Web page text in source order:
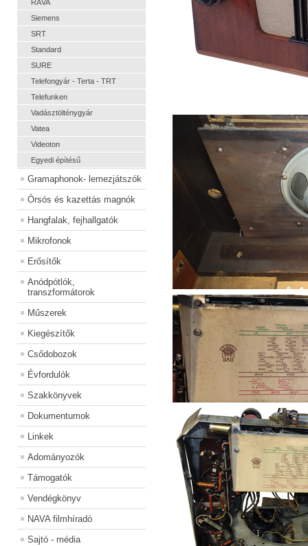
RÁVA
Siemens
SRT
Standard
SURE
Telefongyár - Terta - TRT
Telefunken
Vadásztölténygyár
Vatea
Videoton
Egyedi építésű
Gramaphonok- lemezjátszók
Órsós és kazettás magnók
Hangfalak, fejhallgatók
Mikrofonok
Erősítők
Anódpótlók,
transzformátorok
Műszerek
Kiegészítők
Csődobozok
Évfordulók
Szakkönyvek
Dokumentumok
Linkek
Adományozók
Támogatók
Vendégkönyv
NAVA filmhíradó
Sajtó - média